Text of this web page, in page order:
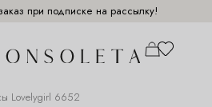
при подписке на рассылку!
Lovelygirl 6652